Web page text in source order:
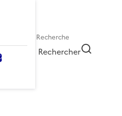
Rechercher